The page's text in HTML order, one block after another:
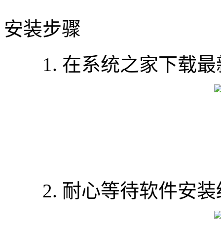
安装步骤
1. 在系统之家下载最
2. 耐心等待软件安装